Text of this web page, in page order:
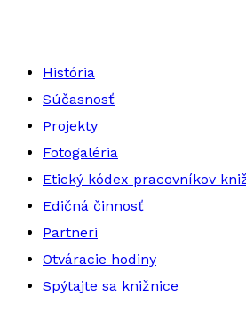
História
Súčasnosť
Projekty
Fotogaléria
Etický kódex pracovníkov
Edičná činnosť
Partneri
Otváracie hodiny
Spýtajte sa knižnice